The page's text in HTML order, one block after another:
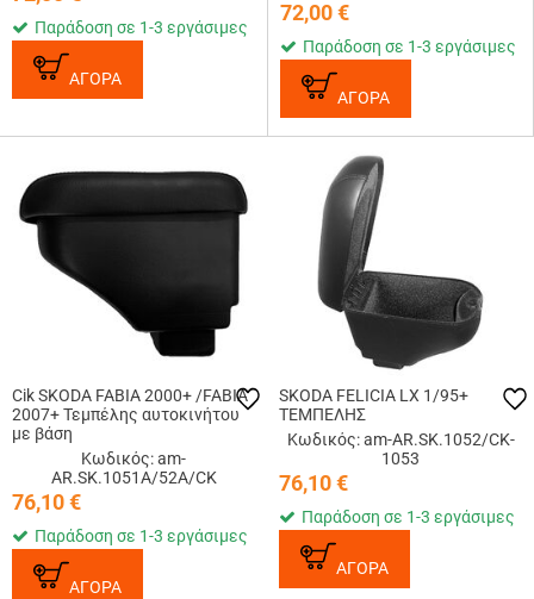
Παράδοση σε 1-3 εργάσιμες
ΑΓΟΡΑ
72,00€
Παράδοση σε 1-3 εργάσιμες
ΑΓΟΡΑ
Cik SKODA FABIA 2000+ /FABIA
2007+ Τεμπέλης αυτοκινήτου
με βάση
Κωδικός: am-
AR.SK.1051A/52A/CK
76,10€
Παράδοση σε 1-3 εργάσιμες
ΑΓΟΡΑ
SKODA FELICIA LX 1/95+
ΤΕΜΠΕΛΗΣ
Κωδικός: am-AR.SK.1052/CK-
1053
76,10€
Παράδοση σε 1-3 εργάσιμες
ΑΓΟΡΑ